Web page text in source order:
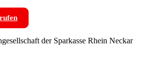
der Sparkasse Rhein Neckar